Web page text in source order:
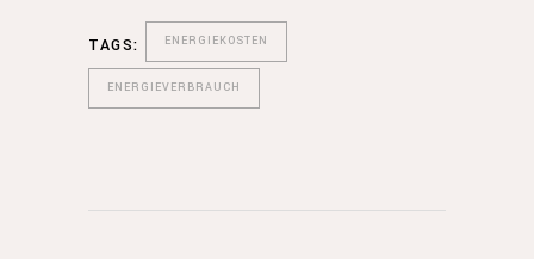
TAGS: ENERGIEKOSTEN
ENERGIEVERBRAUCH